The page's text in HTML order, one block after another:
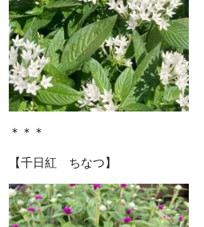
＊＊＊
【千日紅 ちなつ】